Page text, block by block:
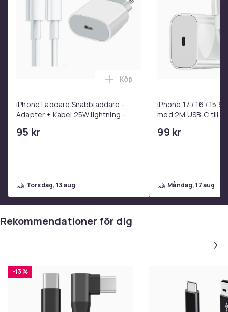
iPhone Laddare Snabbladdare -
Adapter + Kabel 25W lightning -
95 kr
Lägg till iPhone Laddare
Köp
torsdag, 13 aug
iPhone 17 / 16 / 15
med 2M USB-C till
99 kr
måndag, 17 aug
Rekommendationer för dig
-13 %